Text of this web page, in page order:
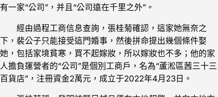
有一家“公司”，并且“公司遠在千里之外”。
經由過程工商信息查詢，張桂菊確認，這家她無奈之
下，裴公子只能接受這門婚事，然後拼命提出幾個條件娶
她，包括家境貧寒，買不起嫁妝，所以嫁妝也不多；他的家
人擔負運營者的“公司”是個別工商戶，名為“蘆淞區茜三十三
百貨店”，注冊資金2萬元，成立于2022年4月23日。